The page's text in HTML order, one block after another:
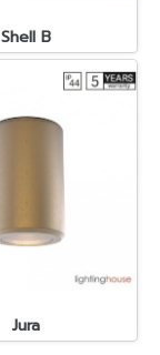
Shell B
Jura